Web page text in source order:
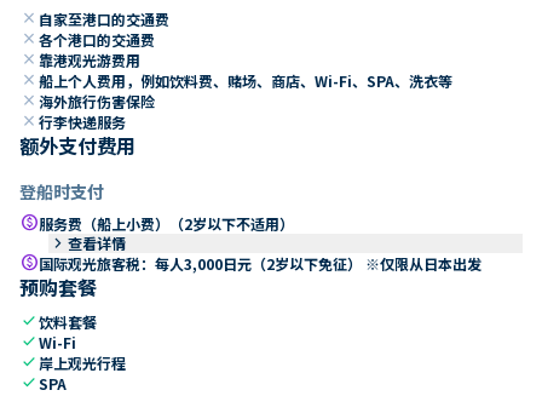
close 自家至港口的交通费
close 各个港口的交通费
close 靠港观光游费用
close 船上个人费用，例如饮料费、赌场、商店、Wi-Fi、SPA、洗衣等
close 海外旅行伤害保险
close 行李快递服务
额外支付费用
登船时支付
paid服务费（船上小费）（2岁以下不适用）
keyboard_arrow_right 查看详情
paid国际观光旅客税：每人3,000日元（2岁以下免征） ※仅限从日本出发
预购套餐
check饮料套餐
checkWi-Fi
check 岸上观光行程
checkSPA